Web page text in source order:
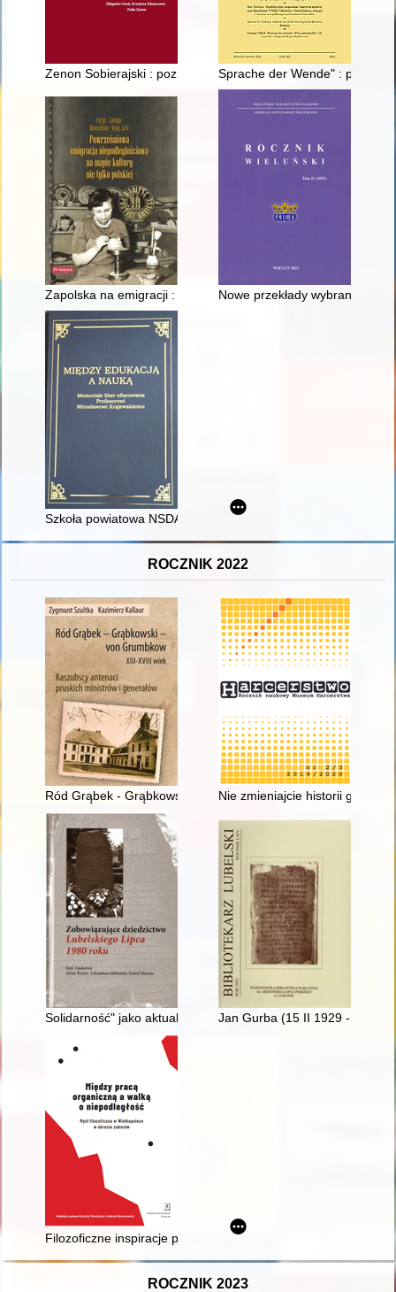
Zenon Sobierajski : poznański dialektologSprache der Wende" :
Zapolska na emigracji : rzecz o Tamarze Karren
Nowe przekłady wybranych
Szkoła powiatowa NSDAP we Dworze Borzewskich w
ROCZNIK 2022
Ród Grąbek - Grąbkowski - von Grumbkow XIII-XVIII wiek :
Nie zmieniajcie historii
Solidarność" jako aktualny znak nadzieiJan Gurba (15 II 1929 - 30 X
Filozoficzne inspiracje poglądów i działalności społecznej
ROCZNIK 2023